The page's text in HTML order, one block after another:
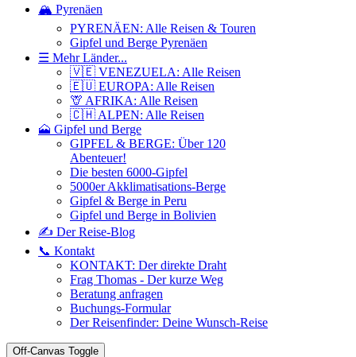
🏔️ Pyrenäen
PYRENÄEN: Alle Reisen & Touren
Gipfel und Berge Pyrenäen
☰ Mehr Länder...
🇻🇪 VENEZUELA: Alle Reisen
🇪🇺 EUROPA: Alle Reisen
🦒 AFRIKA: Alle Reisen
🇨🇭 ALPEN: Alle Reisen
🗻 Gipfel und Berge
GIPFEL & BERGE: Über 120
Abenteuer!
Die besten 6000-Gipfel
5000er Akklimatisations-Berge
Gipfel & Berge in Peru
Gipfel und Berge in Bolivien
✍️ Der Reise-Blog
📞 Kontakt
KONTAKT: Der direkte Draht
Frag Thomas - Der kurze Weg
Beratung anfragen
Buchungs-Formular
Der Reisenfinder: Deine Wunsch-Reise
Off-Canvas Toggle